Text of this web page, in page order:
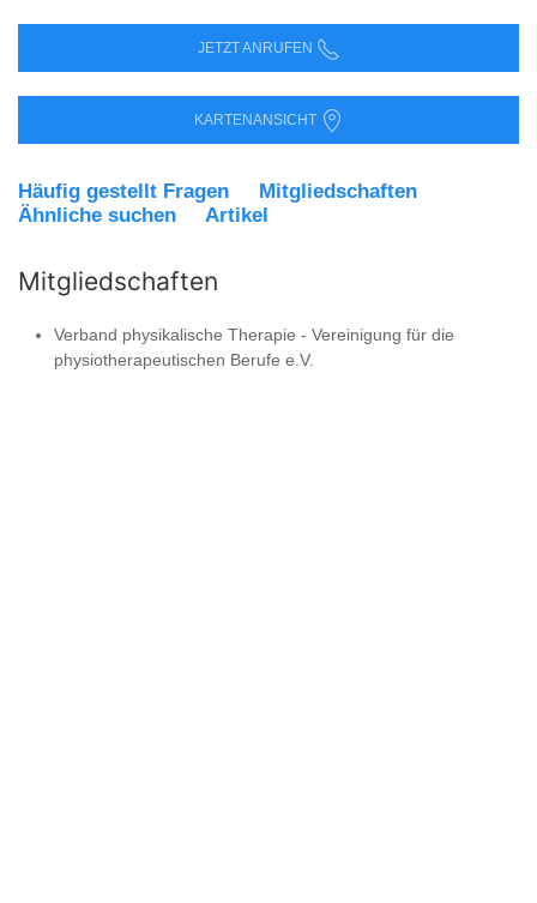
JETZT ANRUFEN
KARTENANSICHT
Häufig gestellt Fragen
Mitgliedschaften
Ähnliche suchen
Artikel
Mitgliedschaften
Verband physikalische Therapie - Vereinigung für die
physiotherapeutischen Berufe e.V.